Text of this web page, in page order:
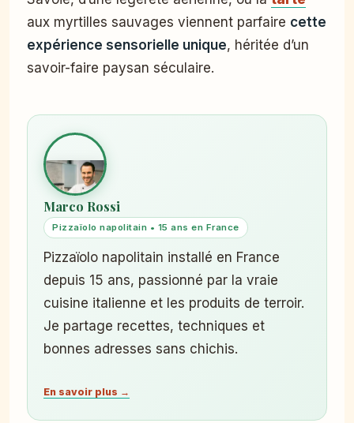
aux myrtilles sauvages viennent parfaire cette
expérience sensorielle unique, héritée d’un
savoir-faire paysan séculaire.
Marco Rossi
Pizzaïolo napolitain • 15 ans en France
Pizzaïolo napolitain installé en France
depuis 15 ans, passionné par la vraie
cuisine italienne et les produits de terroir.
Je partage recettes, techniques et
bonnes adresses sans chichis.
En savoir plus →